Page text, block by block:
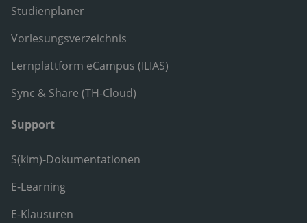
Studienplaner
Vorlesungsverzeichnis
Lernplattform eCampus (ILIAS)
Sync & Share (TH-Cloud)
Support
S(kim)-Dokumentationen
E-Learning
E-Klausuren